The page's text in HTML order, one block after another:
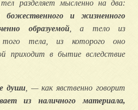
разделяет мысленно на два:
и жизненного
образуемой, а тело из
того тела, из которого оно
приходит в бытие вследствие
души, — как явственно говорит
из наличного материала,